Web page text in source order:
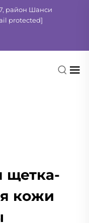
7, район Шанси
protected]
щетка-
кожи